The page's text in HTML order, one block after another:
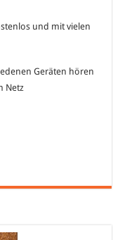
und mit vielen
Geräten hören
Netz